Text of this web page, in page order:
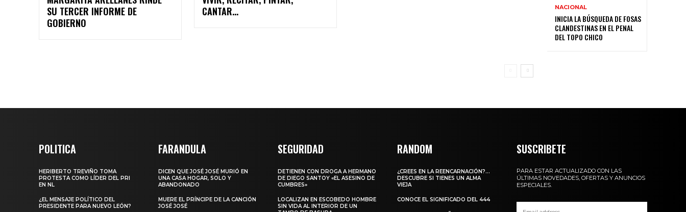
SU TERCER INFORME DE
GOBIERNO
CANTAR…‏
NACIONAL
INICIA LA BÚSQUEDA DE FOSAS
CLANDESTINAS EN EL PENAL
DEL TOPO CHICO
POLITICA
HERIBERTO TREVIÑO TOMA
PROTESTA COMO LÍDER DEL PRI
EN NL
¿EL MENSAJE POLÍTICO DEL
PRESIDENTE PARA NUEVO LEÓN?
FARANDULA
DICEN QUE JOSÉ JOSÉ MURIÓ EN
UNA CASA HOGAR, SOLO Y
ABANDONADO
MUERE EL PRÍNCIPE DE LA CANCIÓN
JOSÉ JOSÉ
SEGURIDAD
DETIENEN CON DROGA A HERMANO
DE DIEGO SANTOY «EL ASESINO DE
CUMBRES»
LOCALIZAN EN ESCOBEDO HOMBRE
SIN VIDA AL INTERIOR DE UN
RANDOM
¿CREES EN LA REENCARNACIÓN?…
DESCUBRE SI TIENES UN ALMA
VIEJA
CONOCE EL SIGNIFICADO DEL 444
SUSCRIBETE
PARA ESTAR ACTUALIZADO CON LAS
ÚLTIMAS NOVEDADES, OFERTAS Y ANUNCIOS
ESPECIALES.